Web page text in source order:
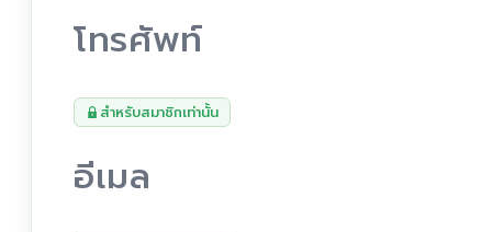
โทรศัพท์
สำหรับสมาชิกเท่านั้น
อีเมล